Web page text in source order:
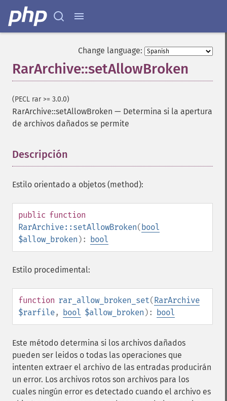
Change language:
RarArchive::setAllowBroken
(PECL rar >= 3.0.0)
RarArchive::setAllowBroken — Determina si la apertura
de archivos dañados se permite
Descripción
Estilo orientado a objetos (method):
public function
RarArchive::setAllowBroken(bool
$allow_broken ): bool
Estilo procedimental:
function rar_allow_broken_set(RarArchive
$rarfile, bool $allow_broken ): bool
Este método determina si los archivos dañados
pueden ser leidos o todas las operaciones que
intenten extraer el archivo de las entradas producirán
un error. Los archivos rotos son archivos para los
cuales ningún error es detectado cuando el archivo es